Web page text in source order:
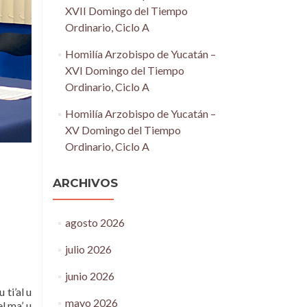
ti’al u
XVII Domingo del Tiempo
Ordinario, Ciclo A
Homilía Arzobispo de Yucatán –
XVI Domingo del Tiempo
Ordinario, Ciclo A
Homilía Arzobispo de Yucatán –
XV Domingo del Tiempo
Ordinario, Ciclo A
ARCHIVOS
agosto 2026
julio 2026
junio 2026
mayo 2026